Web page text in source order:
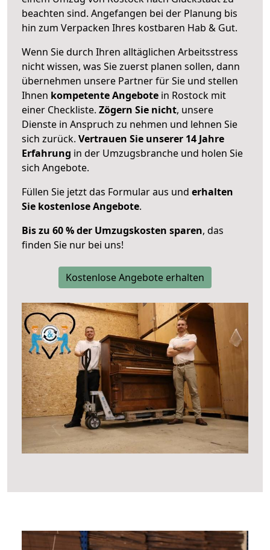
beachten sind. Angefangen bei der Planung bis
hin zum Verpacken Ihres kostbaren Hab & Gut.
Wenn Sie durch Ihren alltäglichen Arbeitsstress
nicht wissen, was Sie zuerst planen sollen, dann
übernehmen unsere Partner für Sie und stellen
Ihnen kompetente Angebote in Rostock mit
einer Checkliste. Zögern Sie nicht, unsere
Dienste in Anspruch zu nehmen und lehnen Sie
sich zurück. Vertrauen Sie unserer 14 Jahre
Erfahrung in der Umzugsbranche und holen Sie
sich Angebote.
Füllen Sie jetzt das Formular aus und erhalten
Sie kostenlose Angebote.
Bis zu 60 % der Umzugskosten sparen, das
finden Sie nur bei uns!
Kostenlose Angebote erhalten